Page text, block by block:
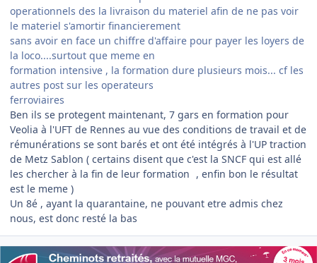
operationnels des la livraison du materiel afin de ne pas voir
le materiel s'amortir financierement
sans avoir en face un chiffre d'affaire pour payer les loyers de
la loco....surtout que meme en
formation intensive , la formation dure plusieurs mois... cf les
autres post sur les operateurs
ferroviaires
Ben ils se protegent maintenant, 7 gars en formation pour
Veolia à l'UFT de Rennes au vue des conditions de travail et de
rémunérations se sont barés et ont été intégrés à l'UP traction
de Metz Sablon ( certains disent que c'est la SNCF qui est allé
les chercher à la fin de leur formation , enfin bon le résultat
est le meme )
Un 8é , ayant la quarantaine, ne pouvant etre admis chez
nous, est donc resté la bas